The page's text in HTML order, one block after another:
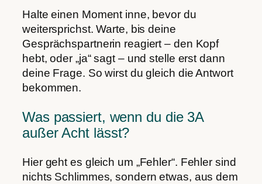
Halte einen Moment inne, bevor du
weitersprichst. Warte, bis deine
Gesprächspartnerin reagiert – den Kopf
hebt, oder „ja“ sagt – und stelle erst dann
deine Frage. So wirst du gleich die Antwort
bekommen.
Was passiert, wenn du die 3A
außer Acht lässt?
Hier geht es gleich um „Fehler“. Fehler sind
nichts Schlimmes, sondern etwas, aus dem